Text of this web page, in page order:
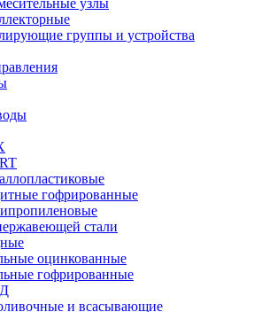
группы и устройства
гофрированные
стали
оцинкованные
гофрированные
и всасывающие